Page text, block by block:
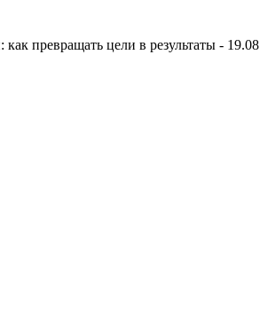
превращать цели в результаты - 19.08